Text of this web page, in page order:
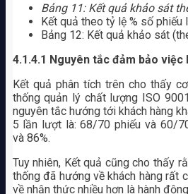
Bảng 11: Kết quả khảo sát
Kết quả theo tỷ lệ % số phiếu
Bảng 12: Kết quả khảo sát
4.1.4.1 Nguyên tắc đảm bảo
Kết quả phân tích trên cho thấy
thống quản lý chất lượng ISO
nguyên tắc hướng tới khách hàng
5 lần lượt là: 68/70 phiếu và 60/
và 86%.
Tuy nhiên, Kết quả cũng cho thấy
thống đã hướng về khách hàng rất
về nhận thức nhiều hơn là hành